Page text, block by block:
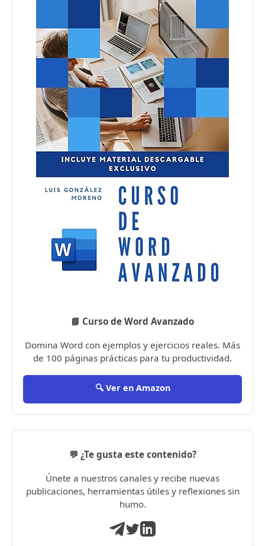
📘 Curso de Word Avanzado
Domina Word con ejemplos y ejercicios reales. Más
de 100 páginas prácticas para tu productividad.
🔍 Ver en Amazon
💬 ¿Te gusta este contenido?
Únete a nuestros canales y recibe nuevas
publicaciones, herramientas útiles y reflexiones sin
humo.